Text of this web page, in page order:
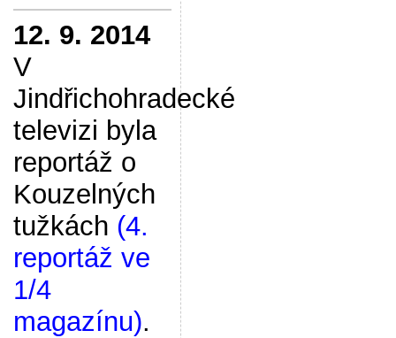
12. 9. 2014
V
Jindřichohradecké
televizi byla
reportáž o
Kouzelných
tužkách (4.
reportáž ve
1/4
magazínu).